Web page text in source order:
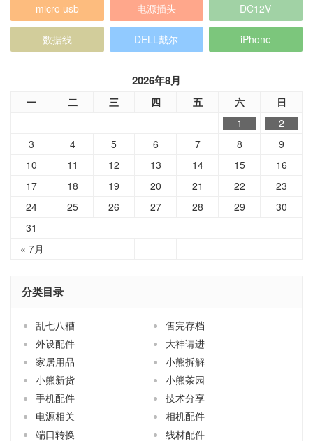
micro usb 电源插头 DC12V
数据线 DELL戴尔 iPhone
2026年8月
一 二 三 四 五 六 日
« 7月
1
2
3
4 5 6 7 8
9
10
11 12 13 14 15
16
17
18 19 20 21 22
23
24
25 26 27 28 29
30
31
分类目录
乱七八糟
售完存档
外设配件
大神请进
家居用品
小熊拆解
小熊新货
小熊茶园
手机配件
技术分享
电源相关
相机配件
端口转换
线材配件